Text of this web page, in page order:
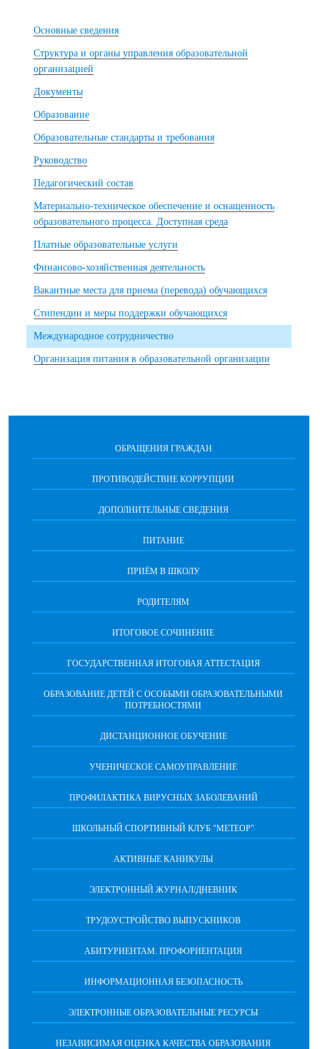
Основные сведения
Структура и органы управления образовательной
организацией
Документы
Образование
Образовательные стандарты и требования
Руководство
Педагогический состав
Материально-техническое обеспечение и оснащенность
образовательного процесса. Доступная среда
Платные образовательные услуги
Финансово-хозяйственная деятельность
Вакантные места для приема (перевода) обучающихся
Стипендии и меры поддержки обучающихся
Международное сотрудничество
Организация питания в образовательной организации
ОБРАЩЕНИЯ ГРАЖДАН
ПРОТИВОДЕЙСТВИЕ КОРРУПЦИИ
ДОПОЛНИТЕЛЬНЫЕ СВЕДЕНИЯ
ПИТАНИЕ
ПРИЁМ В ШКОЛУ
РОДИТЕЛЯМ
ИТОГОВОЕ СОЧИНЕНИЕ
ГОСУДАРСТВЕННАЯ ИТОГОВАЯ АТТЕСТАЦИЯ
ОБРАЗОВАНИЕ ДЕТЕЙ С ОСОБЫМИ ОБРАЗОВАТЕЛЬНЫМИ
ПОТРЕБНОСТЯМИ
ДИСТАНЦИОННОЕ ОБУЧЕНИЕ
УЧЕНИЧЕСКОЕ САМОУПРАВЛЕНИЕ
ПРОФИЛАКТИКА ВИРУСНЫХ ЗАБОЛЕВАНИЙ
ШКОЛЬНЫЙ СПОРТИВНЫЙ КЛУБ "МЕТЕОР"
АКТИВНЫЕ КАНИКУЛЫ
ЭЛЕКТРОННЫЙ ЖУРНАЛ/ДНЕВНИК
ТРУДОУСТРОЙСТВО ВЫПУСКНИКОВ
АБИТУРИЕНТАМ. ПРОФОРИЕНТАЦИЯ
ИНФОРМАЦИОННАЯ БЕЗОПАСНОСТЬ
ЭЛЕКТРОННЫЕ ОБРАЗОВАТЕЛЬНЫЕ РЕСУРСЫ
НЕЗАВИСИМАЯ ОЦЕНКА КАЧЕСТВА ОБРАЗОВАНИЯ